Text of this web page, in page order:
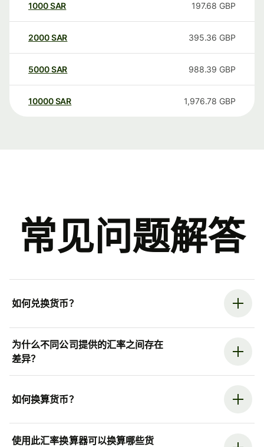
1000SAR 197.68 GBP
2000SAR 395.36 GBP
5000SAR 988.39 GBP
10000 SAR 1,976.78 GBP
常见问题解答
如何兑换货币？
为什么不同公司提供的汇率之间存在
差异？
如何换算货币？
使用此汇率换算器可以换算哪些货